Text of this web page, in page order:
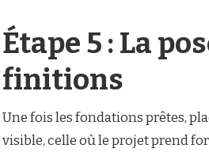
Étape 5 : La
finitions
Une fois les fondations prêtes,
visible, celle où le projet prend